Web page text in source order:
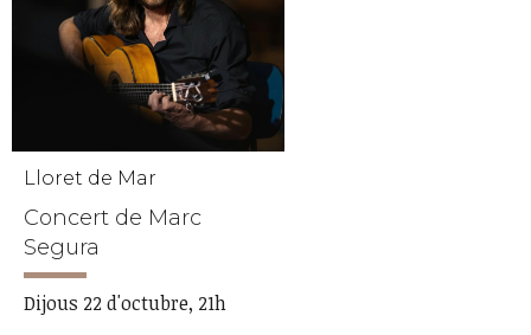
Lloret de Mar
Concert de Marc
Segura
Dijous 22 d'octubre, 21h